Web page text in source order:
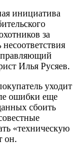
инициатива
за
Илья Русяев.
уходит
ошибки еще
сбоить
«техническую
он.